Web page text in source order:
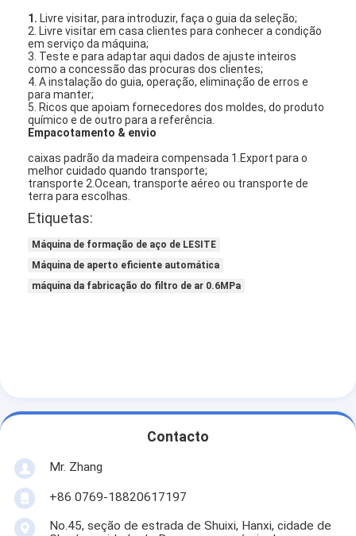
1. Livre visitar, para introduzir, faça o guia da seleção;
2. Livre visitar em casa clientes para conhecer a condição
em serviço da máquina;
3. Teste e para adaptar aqui dados de ajuste inteiros
como a concessão das procuras dos clientes;
4. A instalação do guia, operação, eliminação de erros e
para manter;
5. Ricos que apoiam fornecedores dos moldes, do produto
químico e de outro para a referência.
Empacotamento & envio
caixas padrão da madeira compensada 1.Export para o
melhor cuidado quando transporte;
transporte 2.Ocean, transporte aéreo ou transporte de
terra para escolhas.
Etiquetas:
Máquina de formação de aço de LESITE
Máquina de aperto eficiente automática
máquina da fabricação do filtro de ar 0.6MPa
Contacto
Mr. Zhang
+86 0769-18820617197
No.45, seção de estrada de Shuixi, Hanxi, cidade de